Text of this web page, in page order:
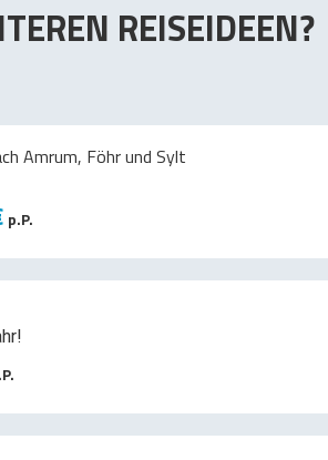
REISEIDEEN?
Amrum, Föhr und Sylt
p.P.